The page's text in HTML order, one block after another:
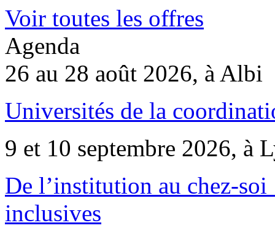
Voir toutes les offres
Agenda
26 au 28 août 2026, à Albi
Universités de la
9 et 10 septembre 2026, à
De l’institution au chez-
inclusives